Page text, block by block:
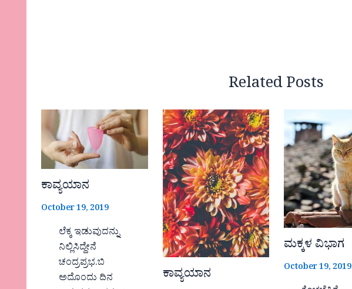
Related Posts
ಕಾವ್ಯಯಾನ
October 19, 2019
ಲೆಕ್ಕ ಇಡುವುದನ್ನು
ನಿಲ್ಲಿಸಿದ್ದೇನೆ
ಚಂದ್ರಪ್ರಭ.ಬಿ
ಅದೊಂದು ದಿನ
ಕಾವ್ಯಯಾನ
ಮಕ್ಕಳ ವಿಭಾಗ
October 19, 2019